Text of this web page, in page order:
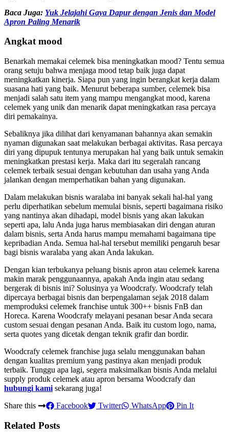
Baca Juga: Yuk Jelajahi Gaya Dapur dengan Jenis dan Model
Apron Paling Menarik
Angkat mood
Benarkah memakai celemek bisa meningkatkan mood? Tentu semua
orang setuju bahwa menjaga mood tetap baik juga dapat
meningkatkan kinerja. Siapa pun yang ingin berangkat kerja dalam
suasana hati yang baik. Menurut beberapa sumber, celemek bisa
menjadi salah satu item yang mampu mengangkat mood, karena
celemek yang unik dan menarik dapat meningkatkan rasa percaya
diri pemakainya.
Sebaliknya jika dilihat dari kenyamanan bahannya akan semakin
nyaman digunakan saat melakukan berbagai aktivitas. Rasa percaya
diri yang dipupuk tentunya merupakan hal yang baik untuk semakin
meningkatkan prestasi kerja. Maka dari itu segeralah rancang
celemek terbaik sesuai dengan kebutuhan dan usaha yang Anda
jalankan dengan memperhatikan bahan yang digunakan.
Dalam melakukan bisnis waralaba ini banyak sekali hal-hal yang
perlu diperhatikan sebelum memulai bisnis, seperti bagaimana risiko
yang nantinya akan dihadapi, model bisnis yang akan lakukan
seperti apa, lalu Anda juga harus membiasakan diri dengan aturan
dalam bisnis, serta Anda harus mampu memahami bagaimana tipe
kepribadian Anda. Semua hal-hal tersebut memiliki pengaruh besar
bagi bisnis waralaba yang akan Anda lakukan.
Dengan kian terbukanya peluang bisnis apron atau celemek karena
makin marak penggunaannya, apakah Anda ingin atau sedang
bergerak di bisnis ini? Solusinya ya Woodcrafy. Woodcrafy telah
dipercaya berbagai bisnis dan berpengalaman sejak 2018 dalam
memproduksi celemek franchise untuk 300++ bisnis FnB dan
Horeca. Karena Woodcrafy melayani pesanan besar Anda secara
custom sesuai dengan pesanan Anda. Baik itu custom logo, nama,
serta quotes yang dicetak dengan teknik grafir dan bordir.
Woodcrafy celemek franchise juga selalu menggunakan bahan
dengan kualitas premium yang pastinya akan menjadi produk
terbaik. Tunggu apa lagi, segera maksimalkan bisnis Anda melalui
supply produk celemek atau apron bersama Woodcrafy dan
hubungi kami sekarang juga!
Share this
Facebook Twitter WhatsApp Pin It
Related Posts